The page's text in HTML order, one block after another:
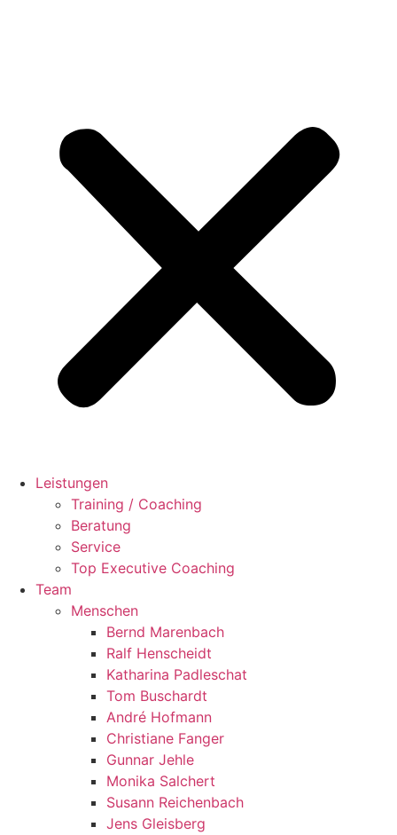
Leistungen
Training / Coaching
Beratung
Service
Top Executive Coaching
Team
Menschen
Bernd Marenbach
Ralf Henscheidt
Katharina Padleschat
Tom Buschardt
André Hofmann
Christiane Fanger
Gunnar Jehle
Monika Salchert
Susann Reichenbach
Jens Gleisberg